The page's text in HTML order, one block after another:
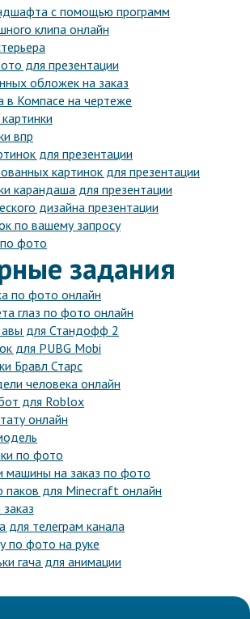
с помощью программ
клипа онлайн
для презентации
обложек на заказ
в Компасе на чертеже
впр
для презентации
картинок для презентации
карандаша для презентации
дизайна презентации
по вашему запросу
фото
задания
по фото онлайн
глаз по фото онлайн
авы для Стандофф 2
для PUBG Mobi
Бравл Старс
человека онлайн
для Roblox
онлайн
по фото
машины на заказ по фото
паков для Minecraft онлайн
для телеграм канала
по фото на руке
гача для анимации